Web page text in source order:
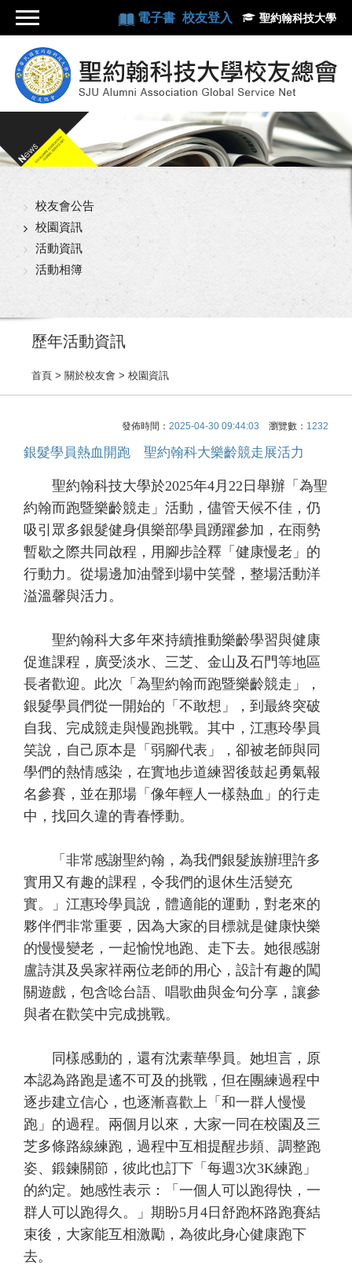
電子書 校友登入 聖約翰科技大學
校友會公告
校園資訊
活動資訊
活動相簿
歷年活動資訊
首頁 > 關於校友會 > 校園資訊
發佈時間： 2025-04-30 09:44:03 瀏覽數： 1232
銀髮學員熱血開跑 聖約翰科大樂齡競走展活力
聖約翰科技大學於2025年4月22日舉辦「為聖
約翰而跑暨樂齡競走」活動，儘管天候不佳，仍
吸引眾多銀髮健身俱樂部學員踴躍參加，在雨勢
暫歇之際共同啟程，用腳步詮釋「健康慢老」的
行動力。從場邊加油聲到場中笑聲，整場活動洋
溢溫馨與活力。
聖約翰科大多年來持續推動樂齡學習與健康
促進課程，廣受淡水、三芝、金山及石門等地區
長者歡迎。此次「為聖約翰而跑暨樂齡競走」，
銀髮學員們從一開始的「不敢想」，到最終突破
自我、完成競走與慢跑挑戰。其中，江惠玲學員
笑說，自己原本是「弱腳代表」，卻被老師與同
學們的熱情感染，在實地步道練習後鼓起勇氣報
名參賽，並在那場「像年輕人一樣熱血」的行走
中，找回久違的青春悸動。
「非常感謝聖約翰，為我們銀髮族辦理許多
實用又有趣的課程，令我們的退休生活變充
實。」江惠玲學員說，體適能的運動，對老來的
夥伴們非常重要，因為大家的目標就是健康快樂
的慢慢變老，一起愉悅地跑、走下去。她很感謝
盧詩淇及吳家祥兩位老師的用心，設計有趣的闖
關遊戲，包含唸台語、唱歌曲與金句分享，讓參
與者在歡笑中完成挑戰。
同樣感動的，還有沈素華學員。她坦言，原
本認為路跑是遙不可及的挑戰，但在團練過程中
逐步建立信心，也逐漸喜歡上「和一群人慢慢
跑」的過程。兩個月以來，大家一同在校園及三
芝多條路線練跑，過程中互相提醒步頻、調整跑
姿、鍛鍊關節，彼此也訂下「每週3次3K練跑」
的約定。她感性表示：「一個人可以跑得快，一
群人可以跑得久。」期盼5月4日舒跑杯路跑賽結
束後，大家能互相激勵，為彼此身心健康跑下
去。